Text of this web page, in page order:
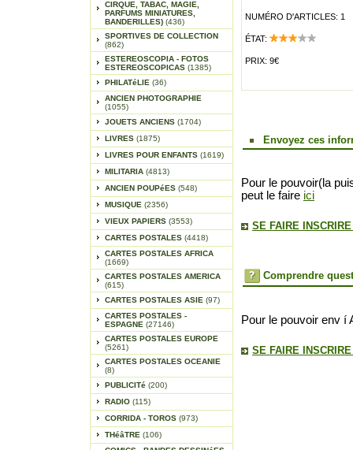
CIRQUE, TABAC, MAGIE,
PARFUMS MINIATURES,
BANDERILLES) (436)
SPORTIVES DE COLLECTION
(862)
ESTEREOSCOPIA - FOTOS
ESTEREOSCOPICAS (1385)
PHILATéLIE (36)
ANCIEN PHOTOGRAPHIE
(1055)
JOUETS ANCIENS (1704)
LIVRES (1875)
LIVRES POUR ENFANTS (1619)
MILITARIA (4813)
ANCIEN POUPéES (548)
MUSIQUE (2356)
VIEUX PAPIERS (3553)
CARTES POSTALES (4418)
CARTES POSTALES AFRICA
(1669)
CARTES POSTALES AMERICA
(615)
CARTES POSTALES ASIE (97)
CARTES POSTALES -
ESPAGNE (27146)
CARTES POSTALES EUROPE
(5261)
CARTES POSTALES OCEANIE
(8)
PUBLICITé (200)
RADIO (115)
CORRIDA - TOROS (973)
THéâTRE (106)
NUMÉRO D'ARTICLES: 1
ÉTAT:
PRIX: 9€
Envoyez ces
Pour le pouvoir(la
peut le faire ici
SE FAIRE
Comprendre
Pour le pouvoir env í
SE FAIRE